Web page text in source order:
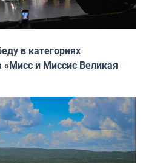
в категориях
«Мисс и Миссис Великая